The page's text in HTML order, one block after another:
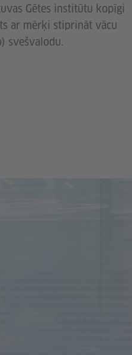
Gētes institūtu kopīgi
ar mērķi stiprināt vācu
svešvalodu.